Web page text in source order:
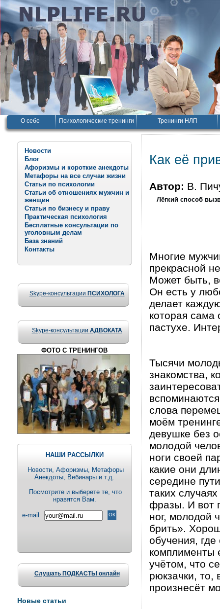
О себе Психологические тренинги Тренинги НЛП
Новости
Блог
Афоризмы и короткие анекдоты
Метафоры на все случаи жизни
Статьи по психологии
Статьи об отношениях мужчин и
женщин
Статьи по бизнесу и праву
Практическая психология
Бесплатные консультации по
уголовным делам
База знаний
Контакты
Skype-консультации ПСИХОЛОГА
Skype-консультации АДВОКАТА
ФОТО С ТРЕНИНГОВ
НАШИ РАССЫЛКИ
Новости, Aфоризмы, Метафоры
Анекдоты, Вебинары и т.д.
Посмотрите и выберете те, что
нравятся Вам.
e-mail
Слушать ПОДКАСТЫ онлайн
Новые статьи
Как её
Автор: В.
Лёгкий способ
Многие
прекрасной
Может быть,
Он есть у
делает
которая сама
пастухе.
Тысячи
знакомства,
слова
моём
девушке без
молодой
ноги своей
какие они
середине
таких
фразы. И вот
ног, молодой
брить».
обучения,
комплименты
учётом, что
рюкзачки, то,
произнесёт